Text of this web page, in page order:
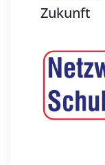
Zukunft